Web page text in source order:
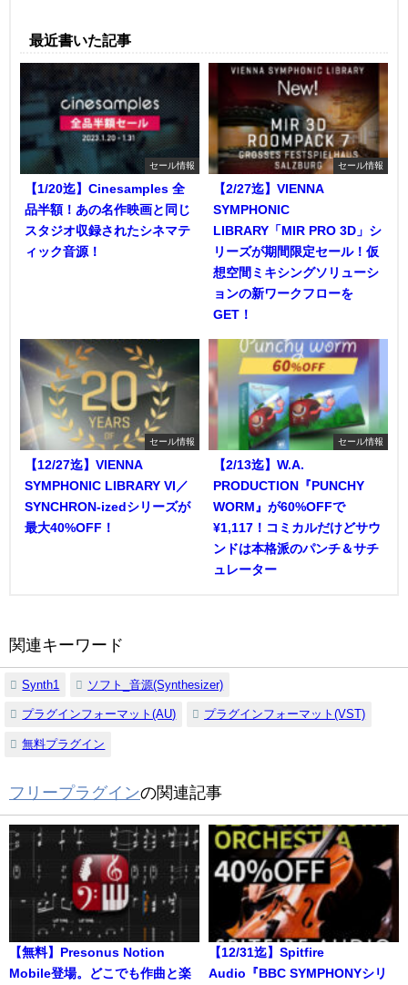
最近書いた記事
セール情報
【1/20迄】Cinesamples 全
品半額！あの名作映画と同じ
スタジオ収録されたシネマテ
ィック音源！
セール情報
【2/27迄】VIENNA
SYMPHONIC
LIBRARY「MIR PRO 3D」シ
リーズが期間限定セール！仮
想空間ミキシングソリューシ
ョンの新ワークフローを
GET！
セール情報
【12/27迄】VIENNA
SYMPHONIC LIBRARY VI／
SYNCHRON-izedシリーズが
最大40%OFF！
セール情報
【2/13迄】W.A.
PRODUCTION『PUNCHY
WORM』が60%OFFで
¥1,117！コミカルだけどサウ
ンドは本格派のパンチ＆サチ
ュレーター
関連キーワード
Synth1 ソフト_音源(Synthesizer)
プラグインフォーマット(AU) プラグインフォーマット(VST)
無料プラグイン
フリープラグインの関連記事
【無料】Presonus Notion
Mobile登場。どこでも作曲と楽
【12/31迄】Spitfire
Audio『BBC SYMPHONYシリ